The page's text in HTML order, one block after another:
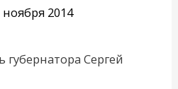
ноября 2014
губернатора Сергей